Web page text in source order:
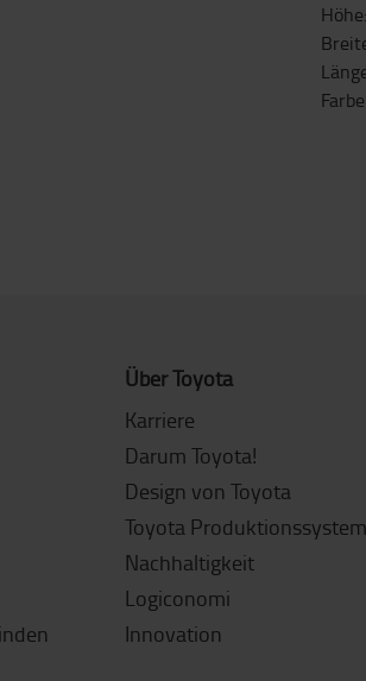
Höhe:
Farbe
Über Toyota
Karriere
Darum Toyota!
Design von Toyota
Toyota
Nachhaltigkeit
Logiconomi
Innovation